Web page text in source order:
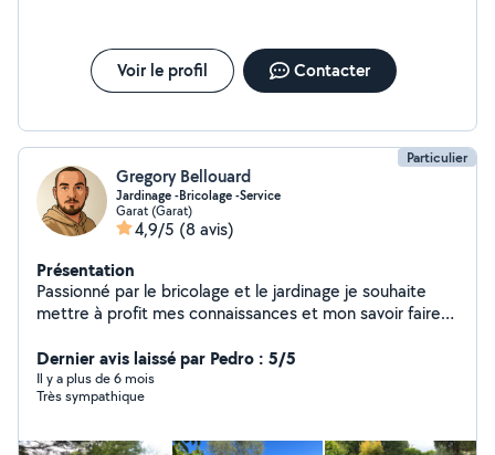
Voir le profil Contacter
Particulier
Gregory Bellouard
Jardinage -Bricolage -Service
Garat (Garat)
4,9/5 (8 avis)
Présentation
Passionné par le bricolage et le jardinage je souhaite
mettre à profit mes connaissances et mon savoir faire
méticuleux j'aime le travail bien fait. N'hésitez pas à me
contacter pour tonte de pelouse, petit élagage, taille
de haie, nettoyage façade et tuile, bricolage intérieur et
Dernier avis laissé par Pedro : 5/5
Il y a plus de 6 mois
Très sympathique